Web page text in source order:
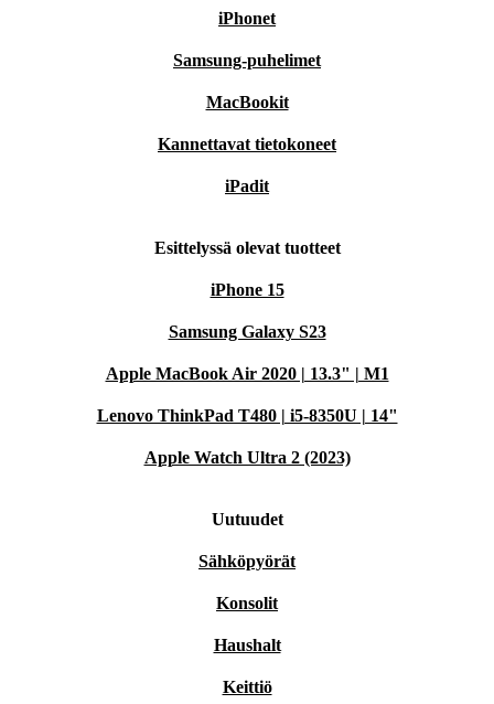
iPhonet
Samsung-puhelimet
MacBookit
Kannettavat tietokoneet
iPadit
Esittelyssä olevat tuotteet
iPhone 15
Samsung Galaxy S23
Apple MacBook Air 2020 | 13.3" | M1
Lenovo ThinkPad T480 | i5-8350U | 14"
Apple Watch Ultra 2 (2023)
Uutuudet
Sähköpyörät
Konsolit
Haushalt
Keittiö